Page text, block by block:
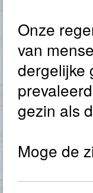
Onze
van
dergelijke
gezin als
Moge de